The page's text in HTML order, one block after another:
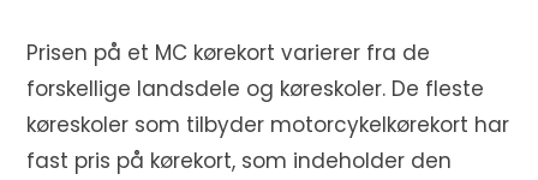
Prisen på et MC kørekort varierer fra de
forskellige landsdele og køreskoler. De fleste
køreskoler som tilbyder motorcykelkørekort har
fast pris på kørekort, som indeholder den